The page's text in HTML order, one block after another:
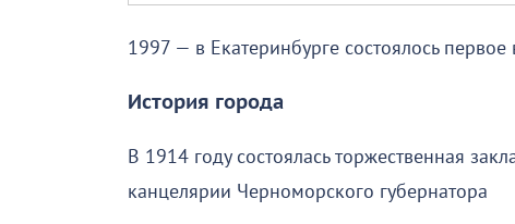
1997 — в Екатеринбурге состоялось
История города
В 1914 году состоялась торжественная
канцелярии Черноморского губернатора